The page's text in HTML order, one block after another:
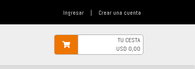
Ingresar | Crear una cuenta
TU CESTA
USD 0,00